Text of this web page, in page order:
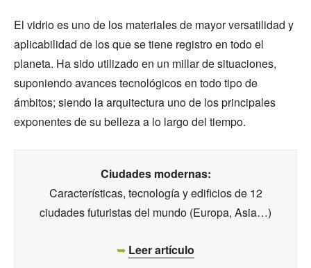
El vidrio es uno de los materiales de mayor versatilidad y
aplicabilidad de los que se tiene registro en todo el
planeta. Ha sido utilizado en un millar de situaciones,
suponiendo avances tecnológicos en todo tipo de
ámbitos; siendo la arquitectura uno de los principales
exponentes de su belleza a lo largo del tiempo.
Ciudades modernas:
Características, tecnología y edificios de 12
ciudades futuristas del mundo (Europa, Asia…)
➥ Leer artículo